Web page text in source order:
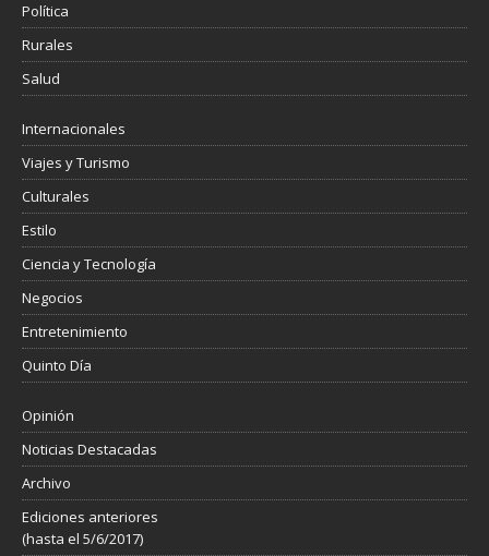
Política
Rurales
Salud
Internacionales
Viajes y Turismo
Culturales
Estilo
Ciencia y Tecnología
Negocios
Entretenimiento
Quinto Día
Opinión
Noticias Destacadas
Archivo
Ediciones anteriores
(hasta el 5/6/2017)